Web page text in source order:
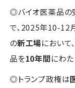
◎バイオ医薬品の
で、2025年10-12
の新工場において
品を10年間にわ
◎トランプ政権は